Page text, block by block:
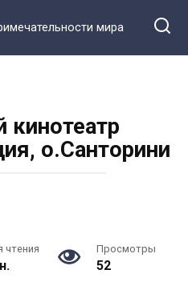
мира
о.Санторини
чтения Просмотры
52